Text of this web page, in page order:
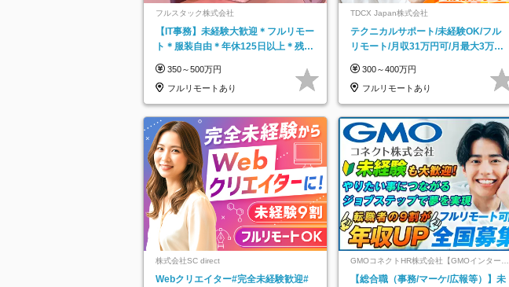
フルスタック株式会社
【IT事務】未経験大歓迎＊フルリモー
ト＊服装自由＊年休125日以上＊残業
350～500万円
フルリモートあり
TDCX Japan株式会社
テクニカルサポート/未経験OK/フル
リモート/月収31万円可/月最大3万の
300～400万円
フルリモートあり
株式会社SC direct
Webクリエイター#完全未経験歓迎#
GMOコネクトHR株式会社【GMOインターネ
ットグループ】
【総合職（事務/マーケ/広報等）】未